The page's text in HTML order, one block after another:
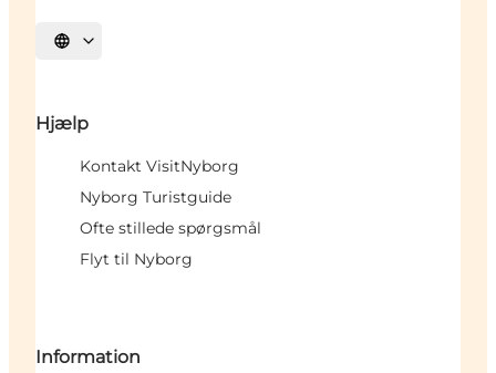
Vælg sprog
Hjælp
Kontakt VisitNyborg
Nyborg Turistguide
Ofte stillede spørgsmål
Flyt til Nyborg
Information